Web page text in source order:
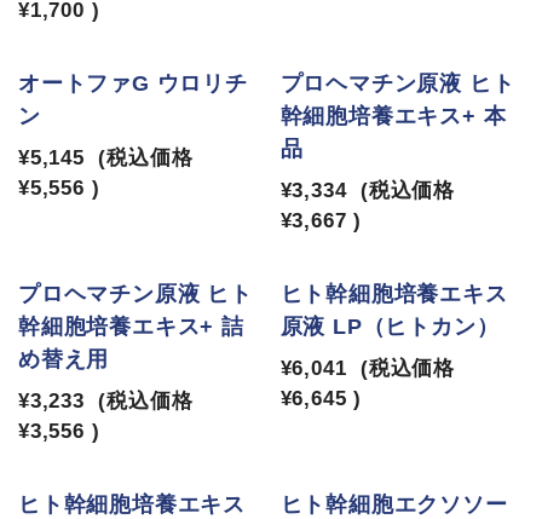
¥1,700 )
オートファG ウロリチ
ン
¥5,145
(税込価格
¥5,556 )
プロヘマチン原液 ヒト
幹細胞培養エキス+ 本
品
¥3,334
(税込価格
¥3,667 )
プロヘマチン原液 ヒト
幹細胞培養エキス+ 詰
め替え用
¥3,233
(税込価格
¥3,556 )
ヒト幹細胞培養エキス
原液 LP（ヒトカン）
¥6,041
(税込価格
¥6,645 )
ヒト幹細胞培養エキス
ヒト幹細胞エクソソー